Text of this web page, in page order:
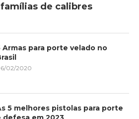
de calibres
Armas para porte velado no
02/2020
5 melhores pistolas para porte